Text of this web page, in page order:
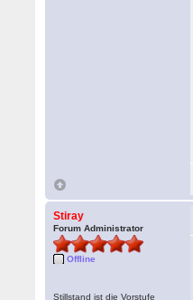
Stiray
Forum Administrator
Offline
Stillstand ist die Vorstufe